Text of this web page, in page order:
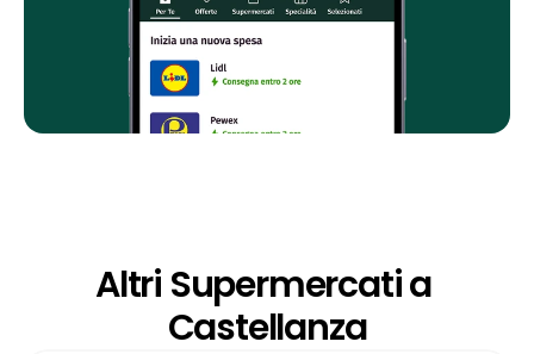
Altri Supermercati a
Castellanza